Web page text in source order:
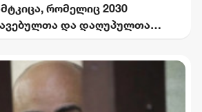
რომელიც 2030
და დაღუპულთა